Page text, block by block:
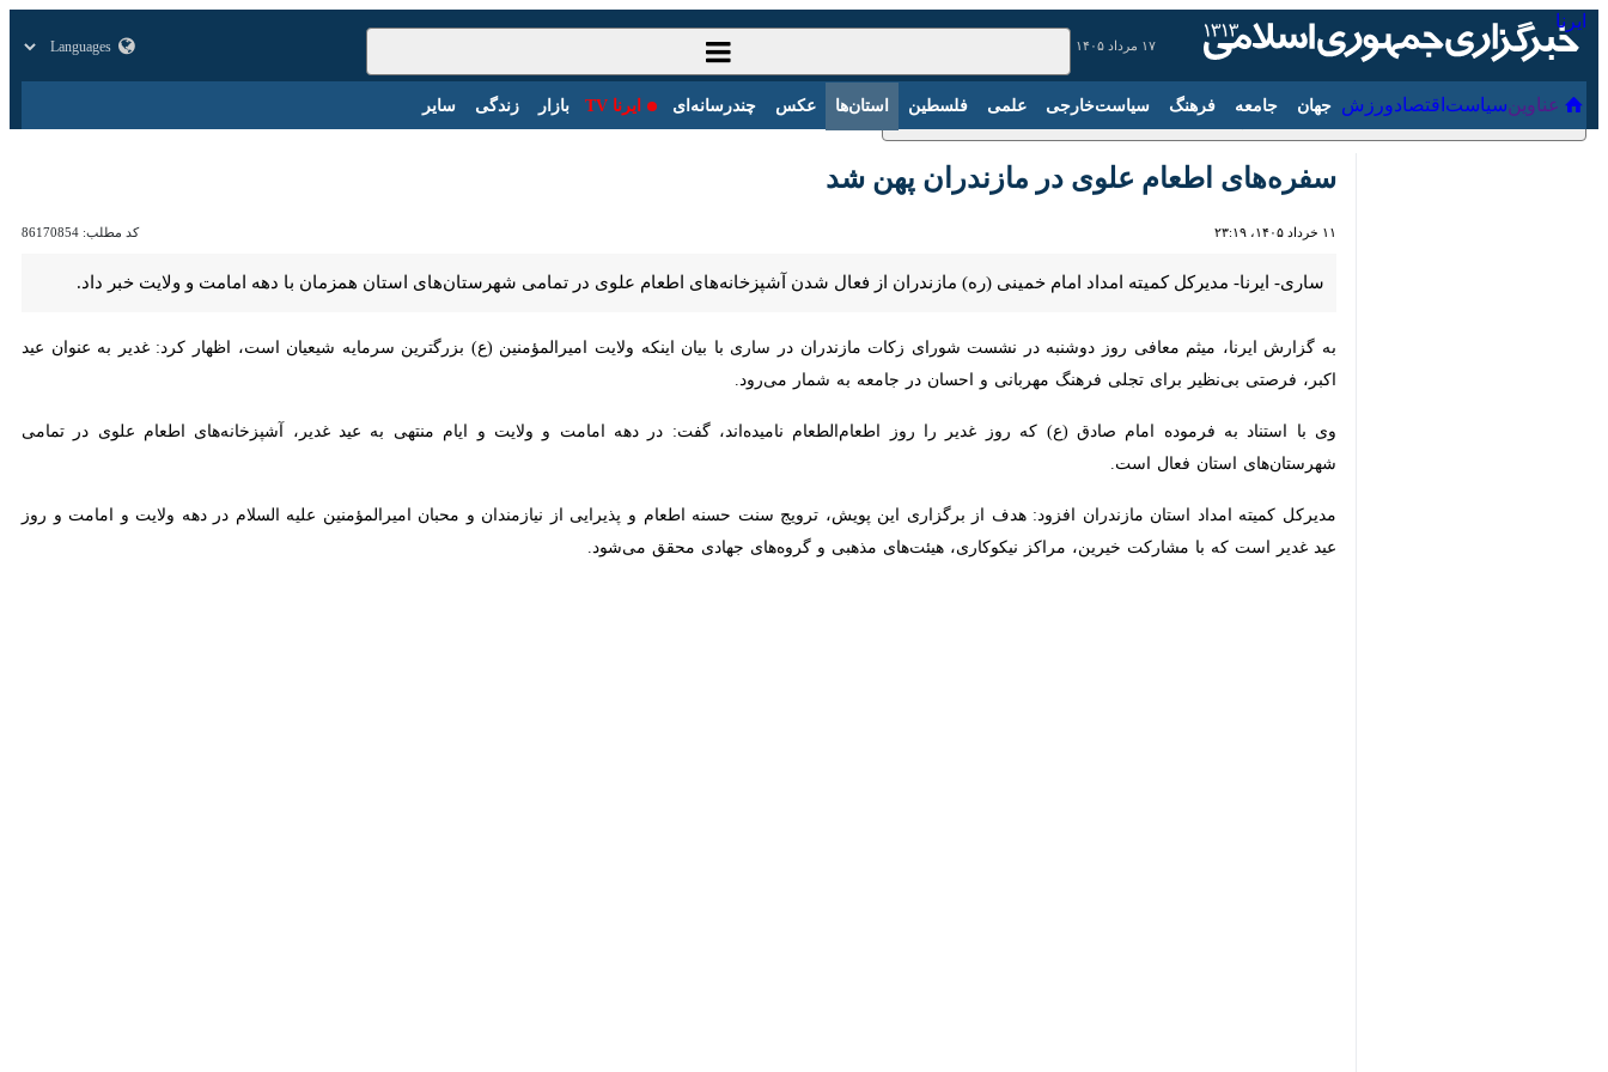
عناوین‌ سیاست ورزش جهان جامعه فرهنگ سیاست‌خارجی علمی فلسطین استان‌ها عکس چندرسانه‌ای ایرنا TV
سفره‌های اطعام علوی در مازندران پهن شد
ساری- ایرنا- مدیرکل کمیته امداد امام خمینی (ره) مازندران از فعال شدن آشپزخانه‌های اطعام علوی در تمامی شهرستان‌های استان همزمان با دهه امامت و ولایت خبر داد.
به گزارش ایرنا، میثم معافی روز دوشنبه در نشست شورای زکات مازندران در ساری با بیان اینکه ولایت امیرالمؤمنین (ع) بزرگترین سرمایه شیعیان است، اظهار کرد: غدیر به عنوان عید اکبر،
فرصتی بی‌نظیر برای تجلی فرهنگ مهربانی و احسان در جامعه به شمار می‌رود.
وی با استناد به فرموده امام صادق (ع) که روز غدیر را روز اطعام‌الطعام نامیده‌اند، گفت: در دهه امامت و ولایت و ایام منتهی به عید غدیر، آشپزخانه‌های اطعام علوی در تمامی شهرستان‌های
استان فعال است.
مدیرکل کمیته امداد استان مازندران افزود: هدف از برگزاری این پویش، ترویج سنت حسنه اطعام و پذیرایی از نیازمندان و محبان امیرالمؤمنین علیه السلام در دهه ولایت و امامت و روز عید
غدیر است که با مشارکت خیرین، مراکز نیکوکاری، هیئت‌های مذهبی و گروه‌های جهادی محقق می‌شود.